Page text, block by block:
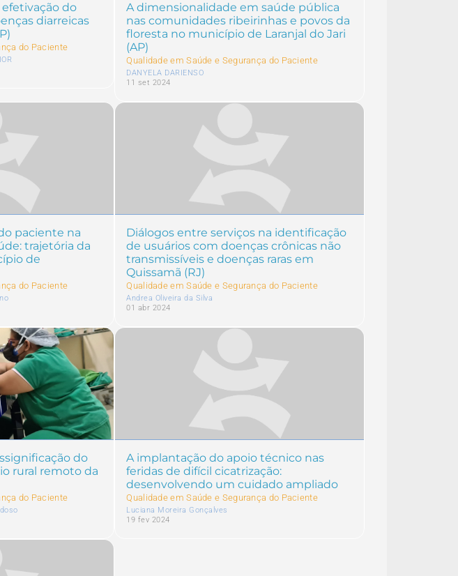
do
diarreicas
do Paciente
A dimensionalidade em saúde pública
nas comunidades ribeirinhas e povos da
floresta no município de Laranjal do Jari
(AP)
Qualidade em Saúde e Segurança do Paciente
DANYELA DARIENSO
11 set 2024
paciente na
trajetória da
de
do Paciente
Diálogos entre serviços na identificação
de usuários com doenças crônicas não
transmissíveis e doenças raras em
Quissamã (RJ)
Qualidade em Saúde e Segurança do Paciente
Andrea Oliveira da Silva
01 abr 2024
do
rural remoto da
do Paciente
A implantação do apoio técnico nas
feridas de difícil cicatrização:
desenvolvendo um cuidado ampliado
Qualidade em Saúde e Segurança do Paciente
Luciana Moreira Gonçalves
19 fev 2024